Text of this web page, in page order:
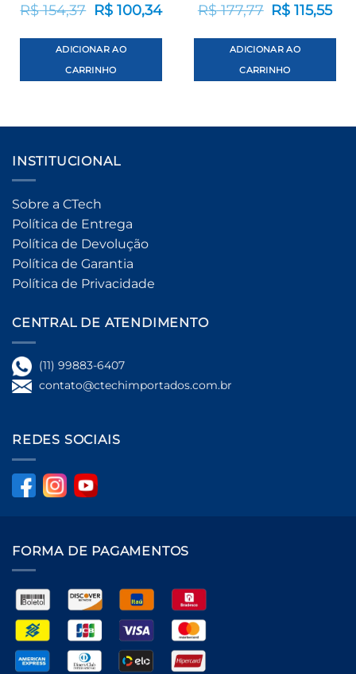
R$154,37
O
preço
era:
R$ 154,37.
R$100,34O
é:
ADICIONAR AO
CARRINHO
R$177,77
O
preço
era:
R$ 177,77.
R$ 115,55O
é:
ADICIONAR AO
CARRINHO
INSTITUCIONAL
Sobre a CTech
Política de Entrega
Política de Devolução
Política de Garantia
Política de Privacidade
CENTRAL DE ATENDIMENTO
(11) 99883-6407
contato@ctechimportados.com.br
REDES SOCIAIS
FORMA DE PAGAMENTOS